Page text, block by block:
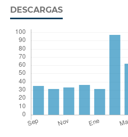
DESCARGAS